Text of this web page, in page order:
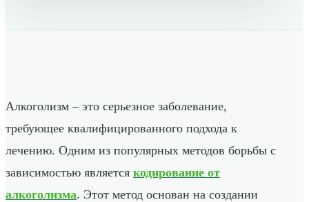
Алкоголизм – это серьезное заболевание,
требующее квалифицированного подхода к
лечению. Одним из популярных методов борьбы с
зависимостью является кодирование от
алкоголизма. Этот метод основан на создании